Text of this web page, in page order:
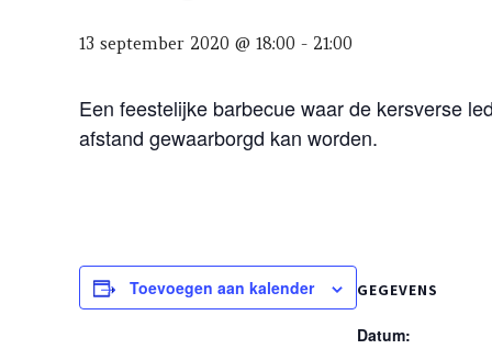
13 september 2020 @ 18:00 - 21:00
Een feestelijke barbecue waar de kersverse
afstand gewaarborgd kan worden.
Toevoegen aan kalender GEGEVENS
Datum: